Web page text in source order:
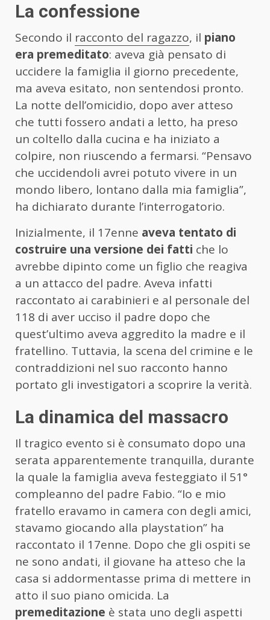
La confessione
Secondo il racconto del ragazzo, il piano
era premeditato: aveva già pensato di
uccidere la famiglia il giorno precedente,
ma aveva esitato, non sentendosi pronto.
La notte dell’omicidio, dopo aver atteso
che tutti fossero andati a letto, ha preso
un coltello dalla cucina e ha iniziato a
colpire, non riuscendo a fermarsi. “Pensavo
che uccidendoli avrei potuto vivere in un
mondo libero, lontano dalla mia famiglia”,
ha dichiarato durante l’interrogatorio.
Inizialmente, il 17enne aveva tentato di
costruire una versione dei fatti che lo
avrebbe dipinto come un figlio che reagiva
a un attacco del padre. Aveva infatti
raccontato ai carabinieri e al personale del
118 di aver ucciso il padre dopo che
quest’ultimo aveva aggredito la madre e il
fratellino. Tuttavia, la scena del crimine e le
contraddizioni nel suo racconto hanno
portato gli investigatori a scoprire la verità.
La dinamica del massacro
Il tragico evento si è consumato dopo una
serata apparentemente tranquilla, durante
la quale la famiglia aveva festeggiato il 51°
compleanno del padre Fabio. “Io e mio
fratello eravamo in camera con degli amici,
stavamo giocando alla playstation” ha
raccontato il 17enne. Dopo che gli ospiti se
ne sono andati, il giovane ha atteso che la
casa si addormentasse prima di mettere in
atto il suo piano omicida. La
premeditazione è stata uno degli aspetti